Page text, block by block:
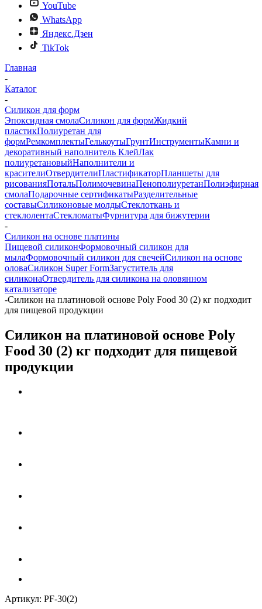
YouTube
WhatsApp
Яндекс.Дзен
TikTok
Главная
-
Каталог
-
Силикон для форм
Эпоксидная смолаСиликон для формЖидкий
пластикПолиуретан для
формРемкомплектыГелькоутыГрунтИнструментыКамни и
декоративный наполнитель КлейЛак
полиуретановыйНаполнители и
красителиОтвердителиПластификаторПланшеты для
рисованияПотальПолимочевинаПенополиуретанПолиэфирная
смолаПодарочные сертификатыРазделительные
составыСиликоновые молдыСтеклоткань и
стеклолентаСтекломатыФурнитура для бижутерии
-
Силикон на основе платины
Пищевой силиконФормовочный силикон для
мылаФормовочный силикон для свечейСиликон на основе
оловаСиликон Super FormЗагуститель для
силиконаОтвердитель для силикона на оловянном
катализаторе
-Силикон на платиновой основе Poly Food 30 (2) кг подходит
для пищевой продукции
Силикон на платиновой основе Poly
Food 30 (2) кг подходит для пищевой
продукции
Артикул: PF-30(2)